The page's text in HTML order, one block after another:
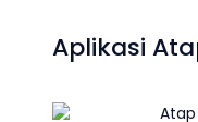
Aplikasi